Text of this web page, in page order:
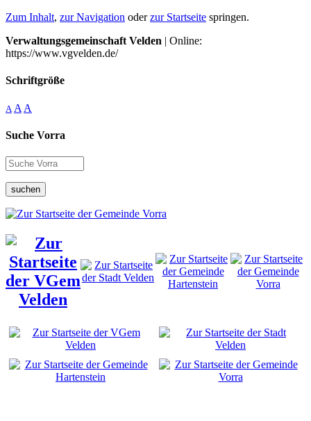
Zum Inhalt, zur Navigation oderzur Startseite springen.
Verwaltungsgemeinschaft Velden | Online:
https://www.vgvelden.de/
Schriftgröße
A A A
Suche Vorra
suchen